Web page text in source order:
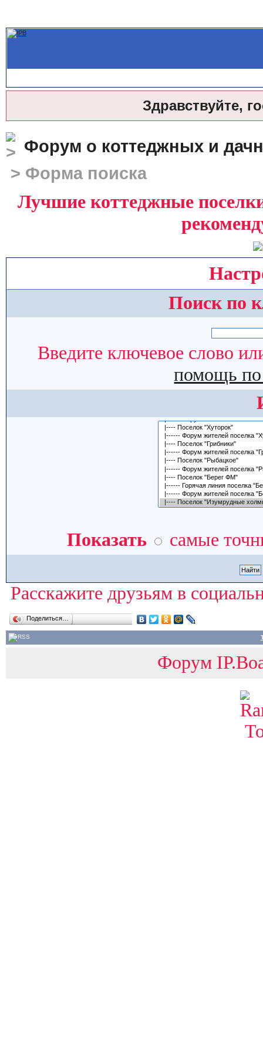
Здравствуйте,
Форум о коттеджных и
> Форма поиска
Лучшие коттеджные
Поиск по
Введите ключевое слово
помощь
Показать самые
Расскажите друзьям в
Поделиться…
Форум